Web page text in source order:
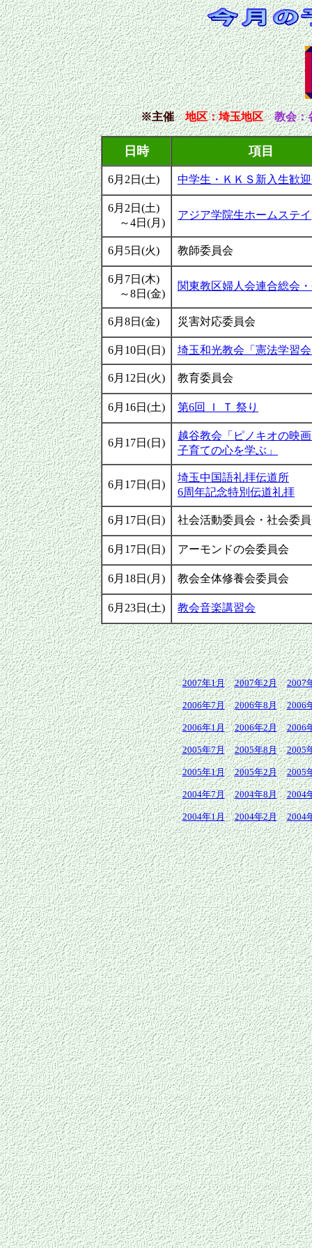
※主催 地区：埼玉地区 教会：
日時 項目
6月2日(土) 中学生・ＫＫＳ新入生歓
6月2日(土)
～4日(月)
アジア学院生ホームステイ
6月5日(火) 教師委員会
6月7日(木)
～8日(金)
関東教区婦人会連合総会
6月8日(金) 災害対応委員会
6月10日(日) 埼玉和光教会「憲法学習
6月12日(火) 教育委員会
6月16日(土) 第6回 Ｉ Ｔ 祭り
6月17日(日)
越谷教会「ピノキオの映
子育ての心を学ぶ」
6月17日(日)
埼玉中国語礼拝伝道所
6周年記念特別伝道礼拝
6月17日(日) 社会活動委員会・社会委
6月17日(日) アーモンドの会委員会
6月18日(月) 教会全体修養会委員会
6月23日(土) 教会音楽講習会
2007年1月 2007年2月 2007
2006年7月 2006年8月 2006
2006年1月 2006年2月 2006
2005年7月 2005年8月 2005
2005年1月 2005年2月 2005
2004年7月 2004年8月 2004
2004年1月 2004年2月 2004